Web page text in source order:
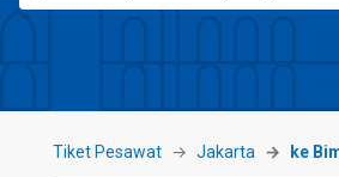
Tiket Pesawat Jakarta ke